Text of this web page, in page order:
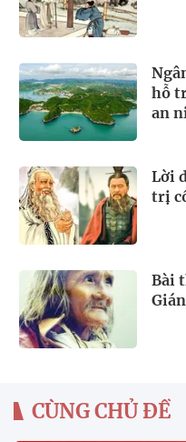
hỗ
an
Lời
trị
Bài
CÙNG CHỦ ĐỀ